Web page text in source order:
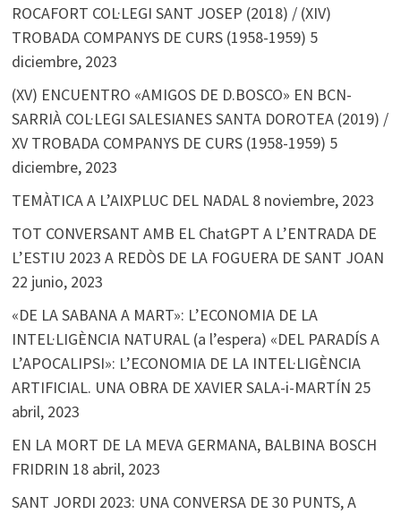
ROCAFORT COL·LEGI SANT JOSEP (2018) / (XIV)
TROBADA COMPANYS DE CURS (1958-1959) 5
diciembre, 2023
(XV) ENCUENTRO «AMIGOS DE D.BOSCO» EN BCN-
SARRIÀ COL·LEGI SALESIANES SANTA DOROTEA (2019) /
XV TROBADA COMPANYS DE CURS (1958-1959) 5
diciembre, 2023
TEMÀTICA A L’AIXPLUC DEL NADAL 8 noviembre, 2023
TOT CONVERSANT AMB EL ChatGPT A L’ENTRADA DE
L’ESTIU 2023 A REDÒS DE LA FOGUERA DE SANT JOAN
22 junio, 2023
«DE LA SABANA A MART»: L’ECONOMIA DE LA
INTEL·LIGÈNCIA NATURAL (a l’espera) «DEL PARADÍS A
L’APOCALIPSI»: L’ECONOMIA DE LA INTEL·LIGÈNCIA
ARTIFICIAL. UNA OBRA DE XAVIER SALA-i-MARTÍN 25
abril, 2023
EN LA MORT DE LA MEVA GERMANA, BALBINA BOSCH
FRIDRIN 18 abril, 2023
SANT JORDI 2023: UNA CONVERSA DE 30 PUNTS, A